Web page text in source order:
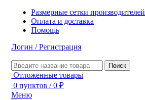
Размерные сетки производителей
Оплата и доставка
Помощь
Логин / Регистрация
Поиск
Отложенные товары
0 пунктов / 0 ₽
Меню